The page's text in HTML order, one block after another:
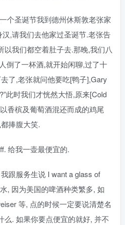
个圣诞节我到德州休斯敦老张家
,请我们去他家过圣诞节.老张告
我们都空着肚子去.那晚,我们八
倒了一杯酒,就开始闲聊,过了十
了,老张就问他要吃[鸭子],Gary
此时我们才恍然大悟,原来[Cold
香槟及葡萄酒混还而成的鸡尾
捧腹大笑.
给我一壶最便宜的.
跟服务生说 I want a glass of
, 因为美国的啤酒种类繁多, 如
等, 点的时候一定要说清楚名
么. 如果你要点便宜的就好, 并不